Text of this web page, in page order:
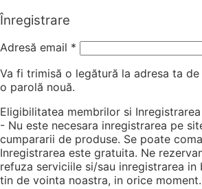
Înregistrare
Adresă email *
Va fi trimisă o legătură la adresa ta
o parolă nouă.
Eligibilitatea membrilor si Inregistrarea
- Nu este necesara inregistrarea pe
cumpararii de produse. Se poate
Inregistrarea este gratuita. Ne
refuza serviciile si/sau inregistrarea
tin de vointa noastra, in orice